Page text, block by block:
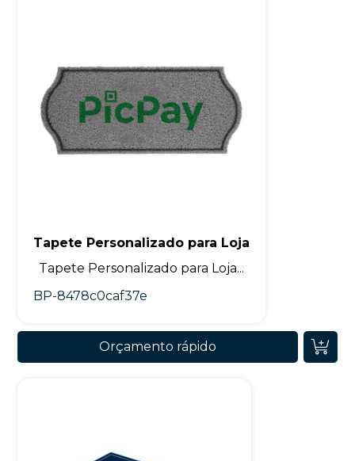
Tapete Personalizado para Loja
Tapete Personalizado para Loja...
BP-8478c0caf37e
Orçamento rápido